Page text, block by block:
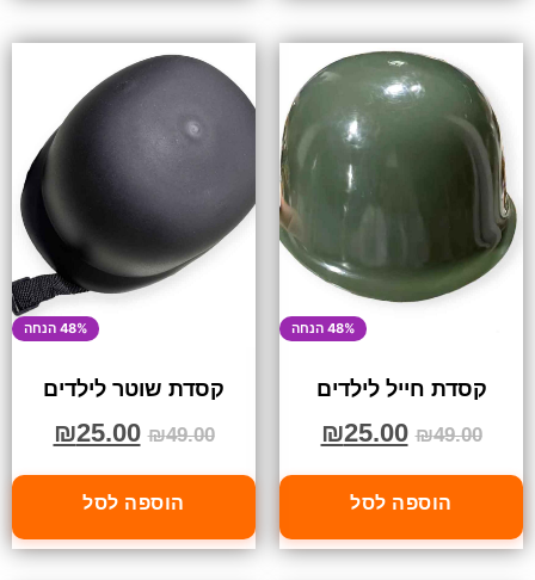
48% הנחה
קסדת חייל לילדים
₪49.00
₪25.00
הוספה לסל
48% הנחה
קסדת שוטר לילדים
₪49.00
₪25.00
הוספה לסל